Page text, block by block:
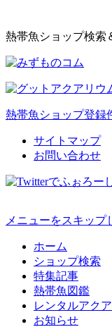
熱帯魚ショップ検索
熱帯魚ショップ登録
サイトマップ
お問い合わせ
メニューをスキッ
ホーム
ショップ検索
特集記事
熱帯魚図鑑
レンタルアク
お知らせ